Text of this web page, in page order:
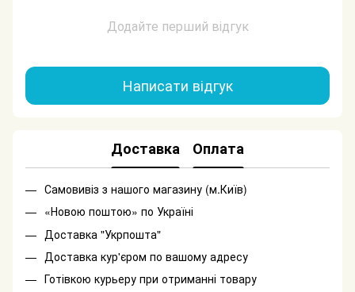
Додайте перший відгук
Написати відгук
Доставка Оплата
Самовивіз з нашого магазину (м.Київ)
«Новою поштою» по Україні
Доставка "Укрпошта"
Доставка кур'єром по вашому адресу
Готівкою курьеру при отриманні товару